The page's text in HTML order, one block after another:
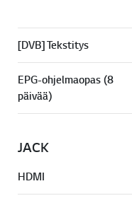
[DVB] Tekstitys
EPG-ohjelmaopas (8
päivää)
JACK
HDMI